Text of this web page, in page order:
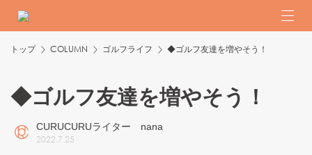
トップ COLUMN ゴルフライフ ◆ゴルフ友達を増やそう！
◆ゴルフ友達を増やそう！
CURUCURUライター nana
2022.7.25